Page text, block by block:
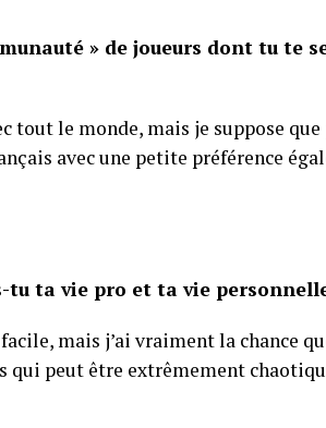
» de joueurs dont tu te
tout le monde, mais je suppose
avec une petite préférence
ta vie pro et ta vie
mais j’ai vraiment la chance
qui peut être extrêmement